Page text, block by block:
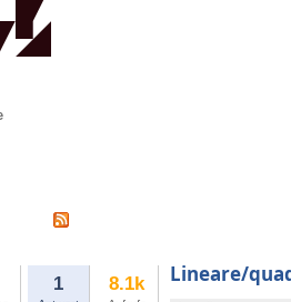
1 8.1k Lineare/